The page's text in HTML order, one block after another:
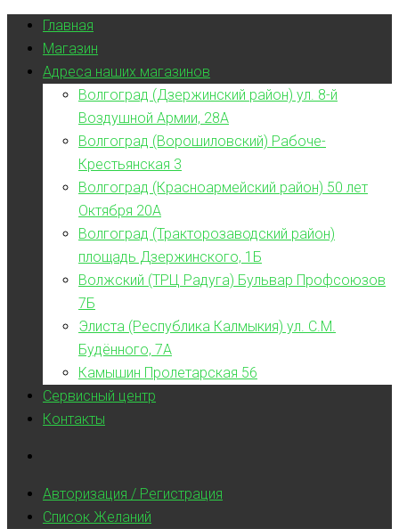
Главная
Магазин
Адреса наших магазинов
Волгоград (Дзержинский район) ул. 8-й
Воздушной Армии, 28А
Волгоград (Ворошиловский) Рабоче-
Крестьянская 3
Волгоград (Красноармейский район) 50 лет
Октября 20А
Волгоград (Тракторозаводский район)
площадь Дзержинского, 1Б
Волжский (ТРЦ Радуга) Бульвар Профсоюзов
7Б
Элиста (Республика Калмыкия) ул. С.М.
Будённого, 7А
Камышин Пролетарская 56
Сервисный центр
Контакты
Авторизация / Регистрация
Список Желаний